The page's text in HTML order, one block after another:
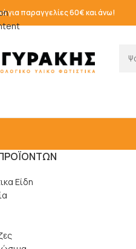
για παραγγελίες 60€ και άνω!
Είδη